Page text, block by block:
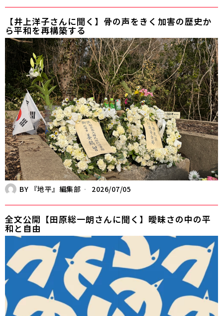
【井上洋子さんに聞く】骨の声をきく――加害の歴史か
ら平和を再構築する
BY 『地平』編集部 2026/07/05
全文公開【田原総一朗さんに聞く】曖昧さの中の平
和と自由